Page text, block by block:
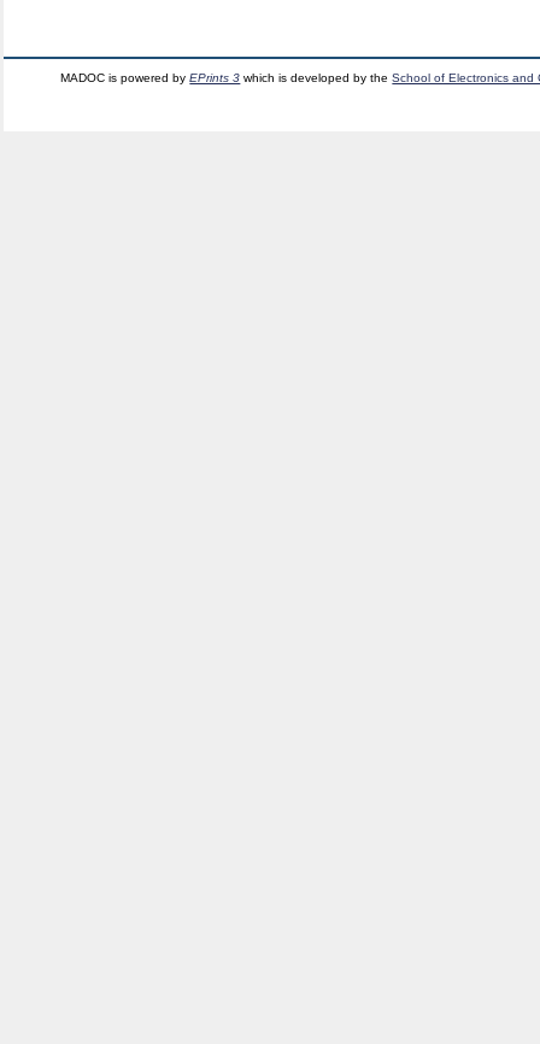
MADOC is powered byEPrints 3 which is developed by theSchool of Electronics and